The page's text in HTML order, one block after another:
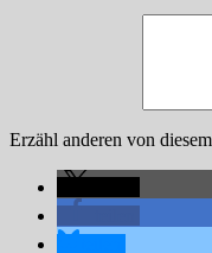
Erzähl anderen von